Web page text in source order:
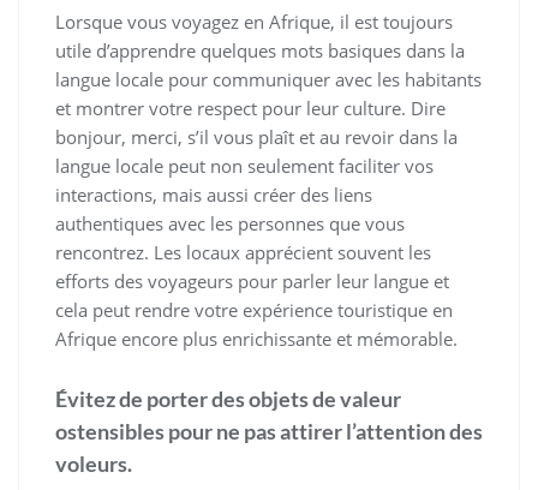
Lorsque vous voyagez en Afrique, il est toujours
utile d’apprendre quelques mots basiques dans la
langue locale pour communiquer avec les habitants
et montrer votre respect pour leur culture. Dire
bonjour, merci, s’il vous plaît et au revoir dans la
langue locale peut non seulement faciliter vos
interactions, mais aussi créer des liens
authentiques avec les personnes que vous
rencontrez. Les locaux apprécient souvent les
efforts des voyageurs pour parler leur langue et
cela peut rendre votre expérience touristique en
Afrique encore plus enrichissante et mémorable.
Évitez de porter des objets de valeur
ostensibles pour ne pas attirer l’attention des
voleurs.